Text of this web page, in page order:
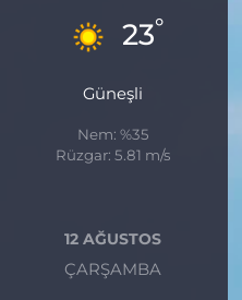
23°
Güneşli
Nem: %35
Rüzgar: 5.81 m/s
12 AĞUSTOS
ÇARŞAMBA